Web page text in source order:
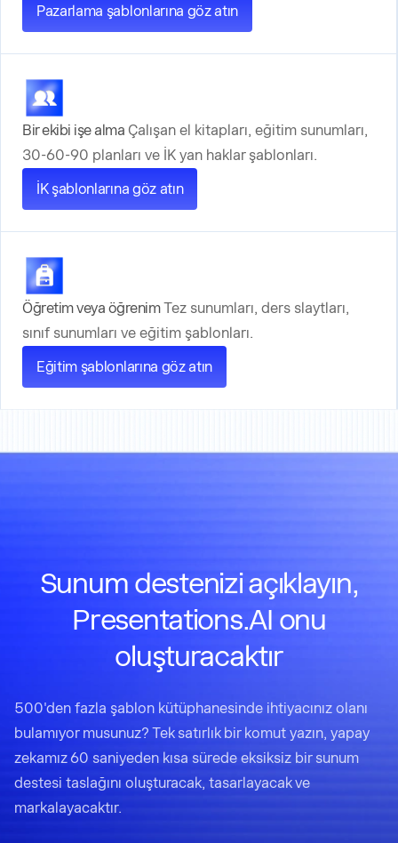
Pazarlama şablonlarına göz atın
Bir ekibi işe alma Çalışan el kitapları, eğitim sunumları,
30-60-90 planları ve İK yan haklar şablonları.
İK şablonlarına göz atın
Öğretim veya öğrenim Tez sunumları, ders slaytları,
sınıf sunumları ve eğitim şablonları.
Eğitim şablonlarına göz atın
Sunum destenizi açıklayın,
Presentations.AI onu
oluşturacaktır
500'den fazla şablon kütüphanesinde ihtiyacınız olanı
bulamıyor musunuz? Tek satırlık bir komut yazın, yapay
zekamız 60 saniyeden kısa sürede eksiksiz bir sunum
destesi taslağını oluşturacak, tasarlayacak ve
markalayacaktır.